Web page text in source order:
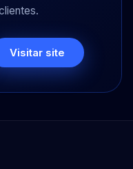
Visitar site